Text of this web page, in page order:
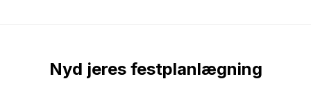
Nyd jeres festplanlægning